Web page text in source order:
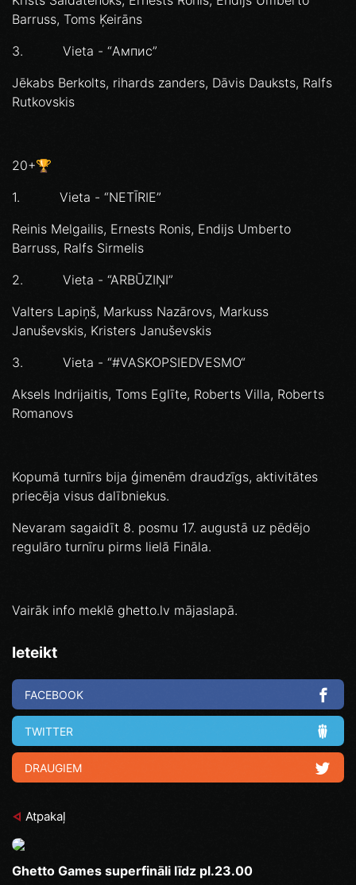
Barruss, Toms Ķeirāns
3. Vieta - “Ампис”
Jēkabs Berkolts, rihards zanders, Dāvis Dauksts, Ralfs
Rutkovskis
20+🏆
1. Vieta - “NETĪRIE”
Reinis Melgailis, Ernests Ronis, Endijs Umberto
Barruss, Ralfs Sirmelis
2. Vieta - “ARBŪZIŅI”
Valters Lapiņš, Markuss Nazārovs, Markuss
Januševskis, Kristers Januševskis
3. Vieta - “#VASKOPSIEDVESMO“
Aksels Indrijaitis, Toms Eglīte, Roberts Villa, Roberts
Romanovs
Kopumā turnīrs bija ģimenēm draudzīgs, aktivitātes
priecēja visus dalībniekus.
Nevaram sagaidīt 8. posmu 17. augustā uz pēdējo
regulāro turnīru pirms lielā Fināla.
Vairāk info meklē ghetto.lv mājaslapā.
Ieteikt
FACEBOOK
TWITTER
DRAUGIEM
Atpakaļ
Ghetto Games superfināli līdz pl.23.00